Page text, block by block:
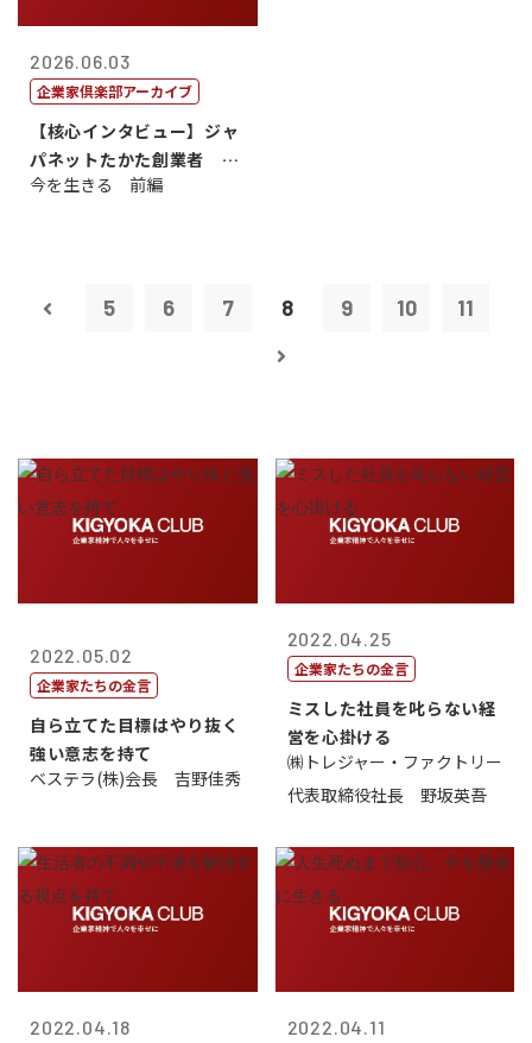
2026.06.03
企業家倶楽部アーカイブ
【核心インタビュー】ジャ
パネットたかた創業者 髙
田 明氏
今を生きる 前編
5 6 7 8 9 10 11
2022.05.02
企業家たちの金言
自ら立てた目標はやり抜く
強い意志を持て
ベステラ(株)会長 吉野佳秀
2022.04.25
企業家たちの金言
ミスした社員を叱らない経
営を心掛ける
㈱トレジャー・ファクトリー
代表取締役社長 野坂英吾
2022.04.18 2022.04.11